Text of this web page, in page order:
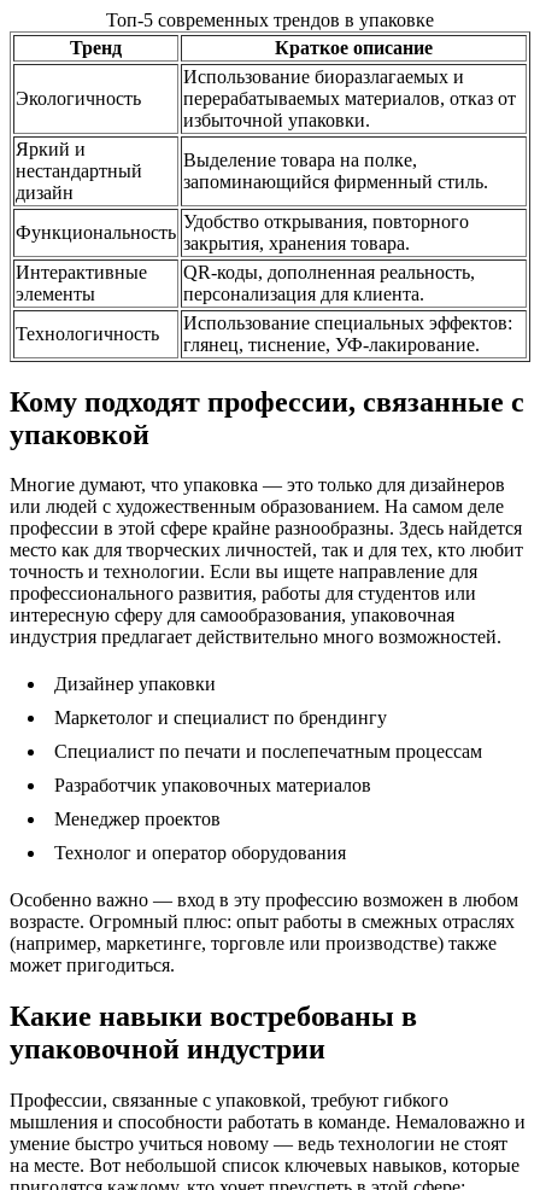
Топ-5 современных трендов в упаковке
Тренд
Краткое описание
Экологичность
Использование биоразлагаемых и
перерабатываемых материалов, отказ от
избыточной упаковки.
Яркий и
нестандартный
дизайн
Выделение товара на полке,
запоминающийся фирменный стиль.
Функциональность
Удобство открывания, повторного
закрытия, хранения товара.
Интерактивные
элементы
QR-коды, дополненная реальность,
персонализация для клиента.
Технологичность
Использование специальных эффектов:
глянец, тиснение, УФ-лакирование.
Кому подходят профессии, связанные с
упаковкой
Многие думают, что упаковка — это только для дизайнеров
или людей с художественным образованием. На самом деле
профессии в этой сфере крайне разнообразны. Здесь найдется
место как для творческих личностей, так и для тех, кто любит
точность и технологии. Если вы ищете направление для
профессионального развития, работы для студентов или
интересную сферу для самообразования, упаковочная
индустрия предлагает действительно много возможностей.
Дизайнер упаковки
Маркетолог и специалист по брендингу
Специалист по печати и послепечатным процессам
Разработчик упаковочных материалов
Менеджер проектов
Технолог и оператор оборудования
Особенно важно — вход в эту профессию возможен в любом
возрасте. Огромный плюс: опыт работы в смежных отраслях
(например, маркетинге, торговле или производстве) также
может пригодиться.
Какие навыки востребованы в
упаковочной индустрии
Профессии, связанные с упаковкой, требуют гибкого
мышления и способности работать в команде. Немаловажно и
умение быстро учиться новому — ведь технологии не стоят
на месте. Вот небольшой список ключевых навыков, которые